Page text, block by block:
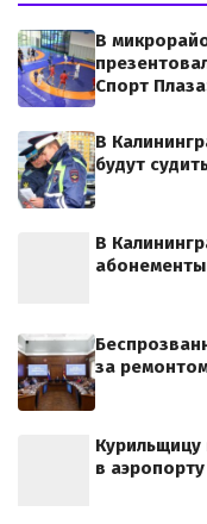
В
Спорт
В
будут
В
за
в